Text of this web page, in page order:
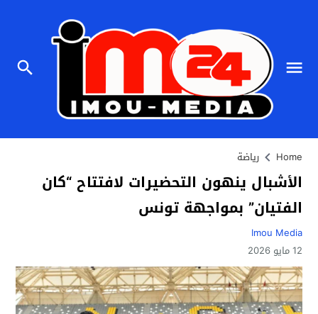
Home رياضة
الأشبال ينهون التحضيرات لافتتاح “كان
الفتيان” بمواجهة تونس
Imou Media
12 مايو 2026